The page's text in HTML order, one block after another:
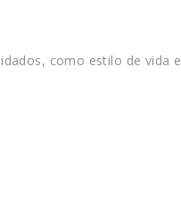
como estilo de vida